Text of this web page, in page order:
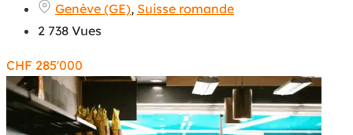
Genève (GE), Suisse romande
2 738 Vues
CHF 285'000